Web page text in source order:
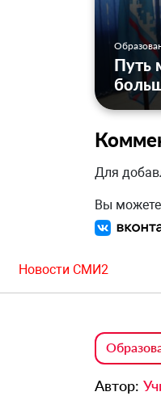
Путь
Для
Вы
Новости СМИ2
Автор: